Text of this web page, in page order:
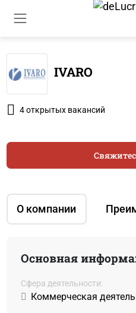
IVARO
4 открытых вакансий
О компании
Основная
Сфера деятельности:
Коммерческая